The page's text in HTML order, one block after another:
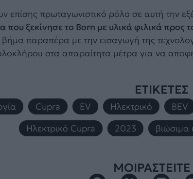
επίσης πρωταγωνιστικό ρόλο σε αυτή την
που ξεκίνησε το Born με υλικά φιλικά
παραπέρα με την εισαγωγή της
στα απαραίτητα μέτρα για να
ΕΤΙΚΕΤΕΣ
, Cupra , EV , Ηλεκτρικό , BEV
Ηλεκτρικό Cupra
2023 βιώσιμα